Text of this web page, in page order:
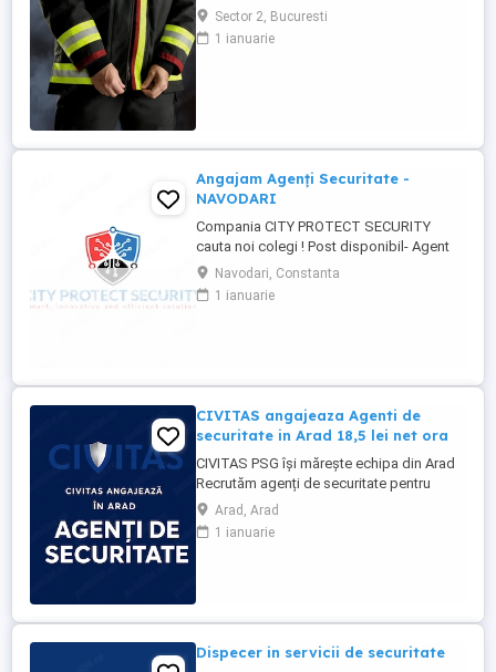
a certified fierman with at least 3 years of
experience.
Sector 2, Bucuresti
1 ianuarie
Angajam Agenți Securitate -
NAVODARI
Compania CITY PROTECT SECURITY
cauta noi colegi ! Post disponibil- Agent
de securitate: - KAUFLAND MARITIMO -
Bulevardul Aurel Vlaicu 218, 900380
Constanța - KAUFLAND NAVODARI -
Navodari, Constanta
1 ianuarie
CIVITAS angajeaza Agenti de
securitate in Arad 18,5 lei net ora
CIVITAS PSG își mărește echipa din Arad
Recrutăm agenți de securitate pentru
obiective comerciale retail, cu activitate
desfășurată exclusiv în ture de zi. Oferim:
Program de lucru 2 2; Venit net cuprins
Arad, Arad
1 ianuarie
Dispecer in servicii de securitate